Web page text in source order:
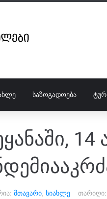
ᲡᲐᲖᲝᲒᲐᲓᲝᲔᲑᲐ
მთავარი სიახლე თარიღი: